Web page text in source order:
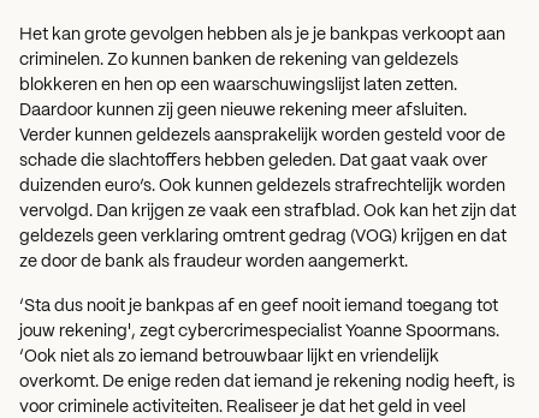
Het kan grote gevolgen hebben als je je bankpas verkoopt aan
criminelen. Zo kunnen banken de rekening van geldezels
blokkeren en hen op een waarschuwingslijst laten zetten.
Daardoor kunnen zij geen nieuwe rekening meer afsluiten.
Verder kunnen geldezels aansprakelijk worden gesteld voor de
schade die slachtoffers hebben geleden. Dat gaat vaak over
duizenden euro’s. Ook kunnen geldezels strafrechtelijk worden
vervolgd. Dan krijgen ze vaak een strafblad. Ook kan het zijn dat
geldezels geen verklaring omtrent gedrag (VOG) krijgen en dat
ze door de bank als fraudeur worden aangemerkt.
‘Sta dus nooit je bankpas af en geef nooit iemand toegang tot
jouw rekening', zegt cybercrimespecialist Yoanne Spoormans.
‘Ook niet als zo iemand betrouwbaar lijkt en vriendelijk
overkomt. De enige reden dat iemand je rekening nodig heeft, is
voor criminele activiteiten. Realiseer je dat het geld in veel